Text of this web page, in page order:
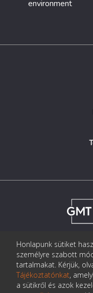
environment
© Copyright
Honlapunk sütiket
személyre szabott
tartalmakat. Kérjük,
Tájékoztatónkat,
a sütikről és azok